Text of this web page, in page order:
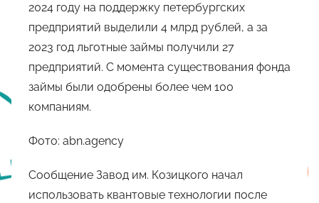
2024 году на поддержку петербургских
предприятий выделили 4 млрд рублей, а за
2023 год льготные займы получили 27
предприятий. С момента существования фонда
займы были одобрены более чем 100
компаниям.
Фото: abn.agency
Сообщение Завод им. Козицкого начал
использовать квантовые технологии после